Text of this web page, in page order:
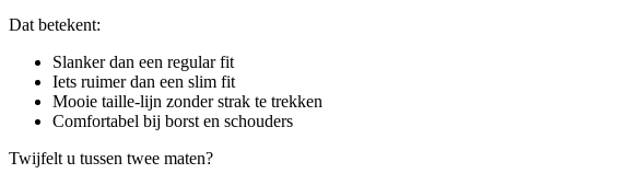
Dat betekent:
Slanker dan een regular fit
Iets ruimer dan een slim fit
Mooie taille-lijn zonder strak te trekken
Comfortabel bij borst en schouders
Twijfelt u tussen twee maten?